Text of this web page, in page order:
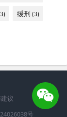
缓刑 (3)
议
号